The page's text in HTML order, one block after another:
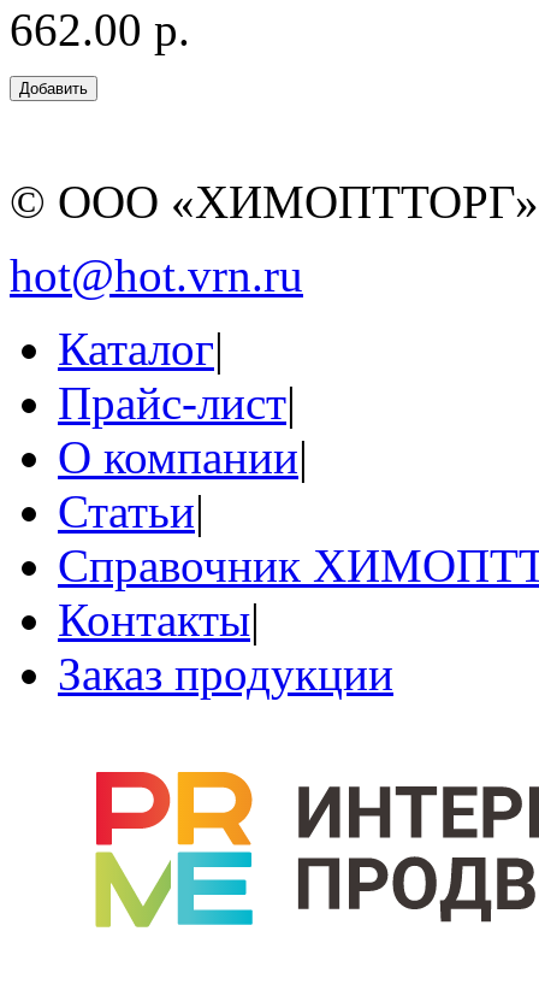
662.00 р.
© ООО
hot@hot.vrn.ru
Каталог|
Прайс-лист|
О компании|
Статьи|
Справочник
Контакты|
Заказ продукции